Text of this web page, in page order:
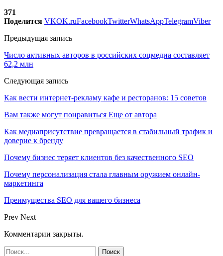
371
Поделится VKOK.ruFacebookTwitterWhatsAppTelegramViber
Предыдущая запись
Число активных авторов в российских соцмедиа составляет
62,2 млн
Следующая запись
Как вести интернет-рекламу кафе и ресторанов: 15 советов
Вам также могут понравиться Еще от автора
Как медиаприсутствие превращается в стабильный трафик и
доверие к бренду
Почему бизнес теряет клиентов без качественного SEO
Почему персонализация стала главным оружием онлайн-
маркетинга
Преимущества SEO для вашего бизнеса
Prev Next
Комментарии закрыты.